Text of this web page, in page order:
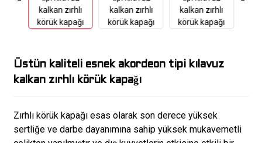
Üstün kaliteli esnek akordeon tipi kılavuz
kalkan zırhlı körük kapağı
Zırhlı körük kapağı esas olarak son derece yüksek
sertliğe ve darbe dayanımına sahip yüksek mukavemetli